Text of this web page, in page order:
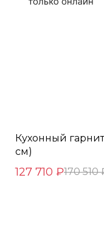
Кухонный
см)
127 710 ₽170 510